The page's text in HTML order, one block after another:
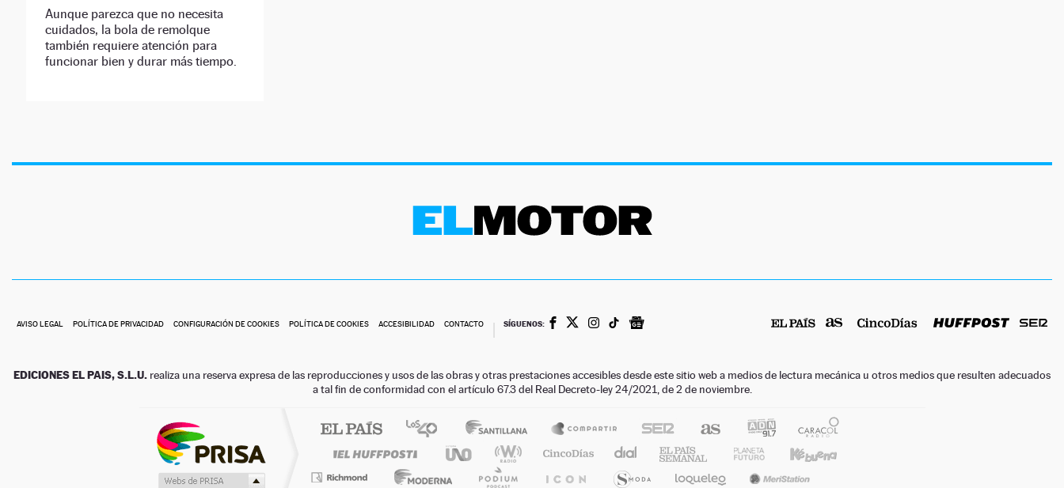
Aunque parezca que no necesita
cuidados, la bola de remolque
también requiere atención para
funcionar bien y durar más tiempo.
AVISO LEGAL POLÍTICA DE PRIVACIDAD CONFIGURACIÓN DE COOKIES POLÍTICA DE COOKIES ACCESIBILIDAD CONTACTO SÍGUENOS:
EDICIONES EL PAIS, S.L.U. realiza una reserva expresa de las reproducciones y usos de las obras y otras prestaciones accesibles desde este sitio web a medios de lectura mecánica u otros medios que resulten adecuados
a tal fin de conformidad con el artículo 67.3 del Real Decreto-ley 24/2021, de 2 de noviembre.